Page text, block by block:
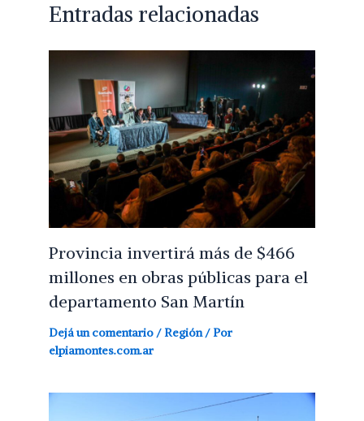
Entradas relacionadas
Provincia invertirá más de $466
millones en obras públicas para el
departamento San Martín
Dejá un comentario /Región/ Por
elpiamontes.com.ar